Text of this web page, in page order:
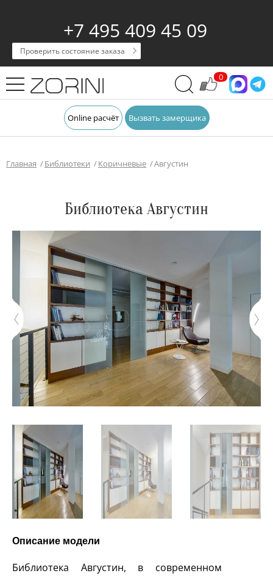
+7 495 409 45 09
Проверить состояние заказа
0
Online расчёт Вызвать замерщика
Главная Библиотеки Коричневые Августин
Библиотека Августин
Описание модели
Библиотека Августин, в современном